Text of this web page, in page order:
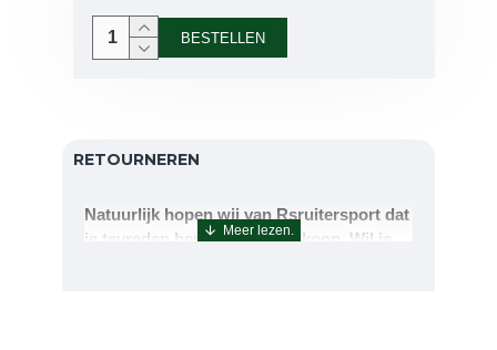
BESTELLEN
RETOURNEREN
Natuurlijk hopen wij van Rsruitersport dat
je tevreden bent met uw aankoop. Wil je